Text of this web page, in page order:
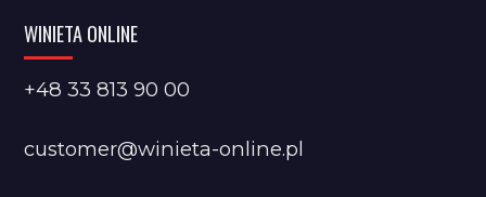
WINIETA ONLINE
+48 33 813 90 00
customer@winieta-online.pl